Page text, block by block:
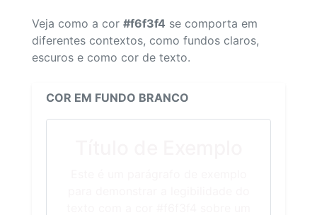
Veja como a cor #f6f3f4 se comporta em
diferentes contextos, como fundos claros,
escuros e como cor de texto.
COR EM FUNDO BRANCO